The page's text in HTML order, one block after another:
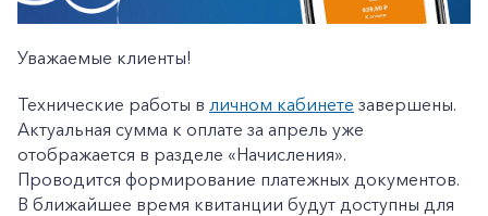
Уважаемые клиенты!
Технические работы в личном кабинете завершены.
Актуальная сумма к оплате за апрель уже
отображается в разделе «Начисления».
Проводится формирование платежных документов.
В ближайшее время квитанции будут доступны для